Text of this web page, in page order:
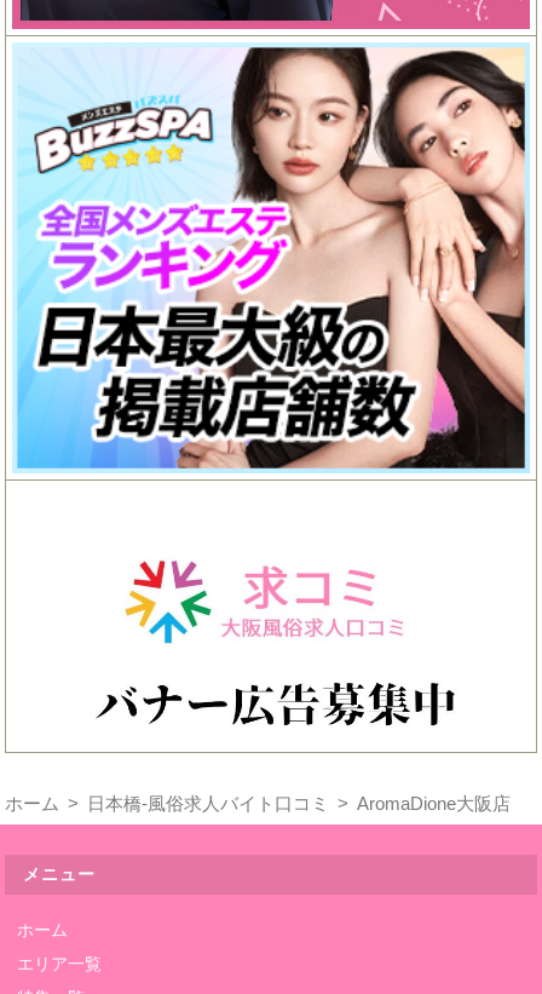
ホーム 日本橋-風俗求人バイト口コミ AromaDione大阪店
メニュー
ホーム
エリア一覧